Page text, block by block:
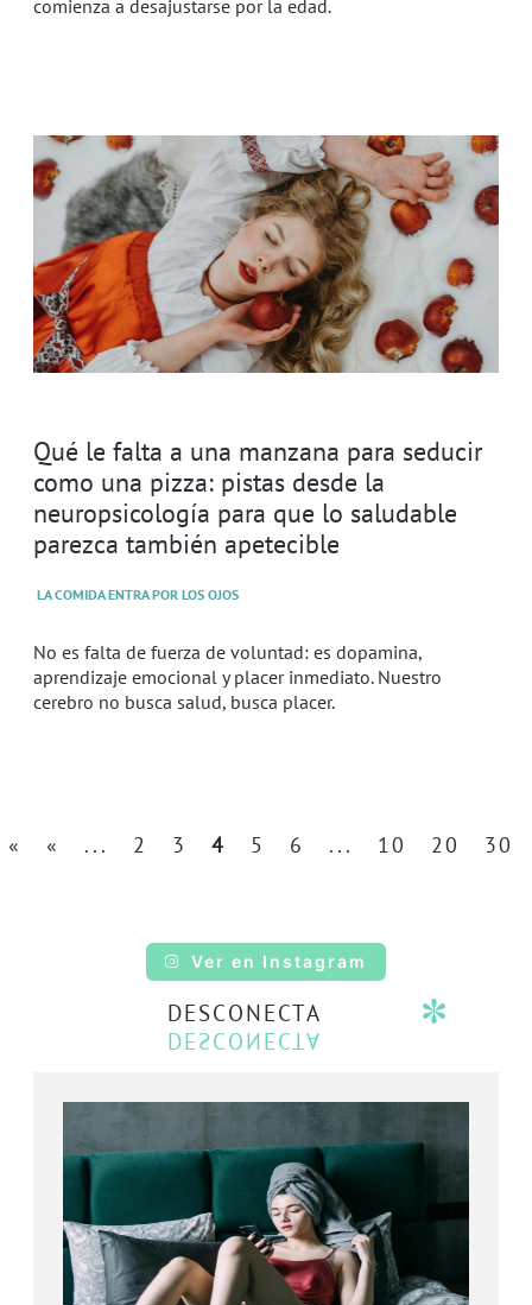
comienza a desajustarse por la edad.
Qué le falta a una manzana para seducir
como una pizza: pistas desde la
neuropsicología para que lo saludable
parezca también apetecible
LA COMIDA ENTRA POR LOS OJOS
No es falta de fuerza de voluntad: es dopamina,
aprendizaje emocional y placer inmediato. Nuestro
cerebro no busca salud, busca placer.
« « ... 2 3 4 5 6 ... 10 20 30
Ver en Instagram
DESCONECTA